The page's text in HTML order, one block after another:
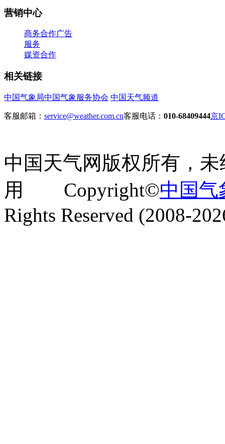
营销中心
商务合作广告
服务
媒资合作
相关链接
中国气象局中国气象服务协会 中国天气频道
客服邮箱： service@weather.com.cn客服电话： 010-68409444京
中国天气网版权所有，
用 Copyright©中国气
Rights Reserved (2008-